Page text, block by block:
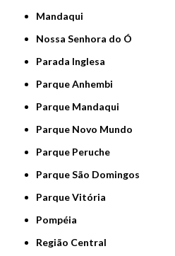
Mandaqui
Nossa Senhora do Ó
Parada Inglesa
Parque Anhembi
Parque Mandaqui
Parque Novo Mundo
Parque Peruche
Parque São Domingos
Parque Vitória
Pompéia
Região Central